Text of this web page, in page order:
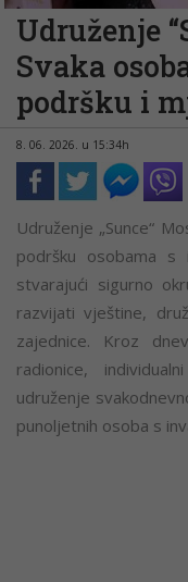
Udruženje
Svaka
podršku i
8. 06. 2026. u 15:34h
Udruženje „Sunce“
podršku osobama s
stvarajući sigurno
razvijati vještine,
zajednice. Kroz
radionice,
udruženje
punoljetnih osoba s